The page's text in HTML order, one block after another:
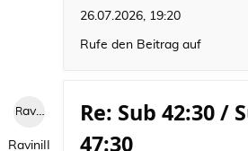
26.07.2026, 19:20
Rufe den Beitrag auf
RaviniII
RaviniII
Re: Sub 42:30 /
47:30